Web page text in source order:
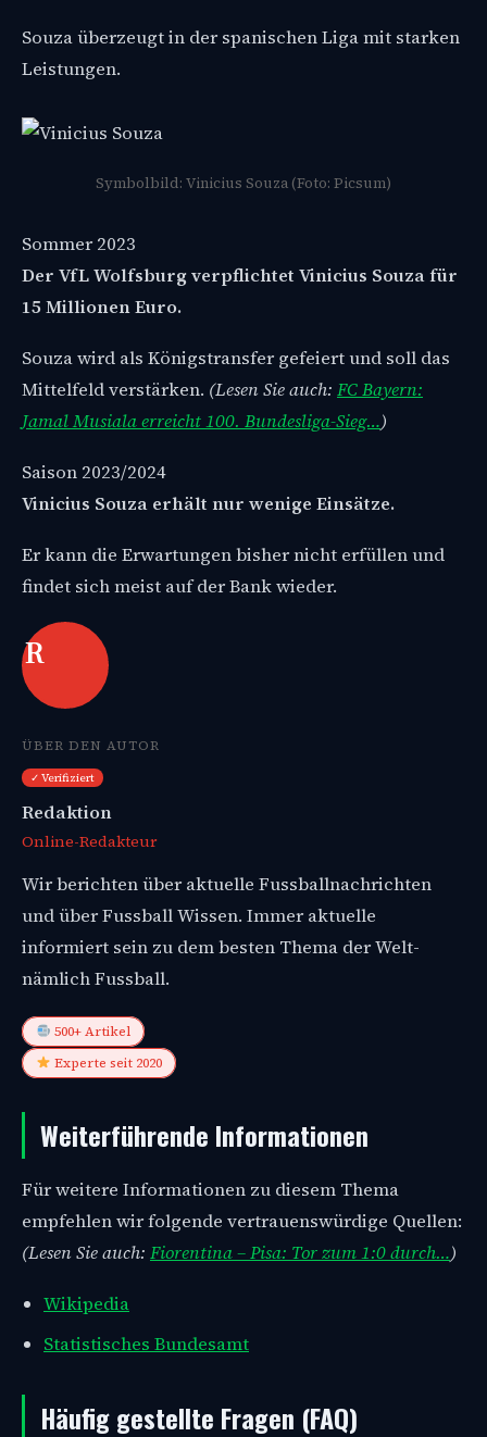
Souza überzeugt in der spanischen Liga mit starken
Leistungen.
Symbolbild: Vinicius Souza (Foto: Picsum)
Sommer 2023
Der VfL Wolfsburg verpflichtet Vinicius Souza für
15 Millionen Euro.
Souza wird als Königstransfer gefeiert und soll das
Mittelfeld verstärken. (Lesen Sie auch: FC Bayern:
Jamal Musiala erreicht 100. Bundesliga-Sieg…)
Saison 2023/2024
Vinicius Souza erhält nur wenige Einsätze.
Er kann die Erwartungen bisher nicht erfüllen und
findet sich meist auf der Bank wieder.
R
ÜBER DEN AUTOR
✓ Verifiziert
Redaktion
Online-Redakteur
Wir berichten über aktuelle Fussballnachrichten
und über Fussball Wissen. Immer aktuelle
informiert sein zu dem besten Thema der Welt-
nämlich Fussball.
500+ Artikel
Experte seit 2020
Weiterführende Informationen
Für weitere Informationen zu diesem Thema
empfehlen wir folgende vertrauenswürdige Quellen:
(Lesen Sie auch: Fiorentina – Pisa: Tor zum 1:0 durch…)
Wikipedia
Statistisches Bundesamt
Häufig gestellte Fragen (FAQ)